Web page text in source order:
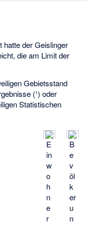
hatte der Geislinger
die am Limit der
Gebietsstand
(¹) oder
Statistischen
B
e
v
öl
k
er
u
n
E
in
w
o
h
n
e
r